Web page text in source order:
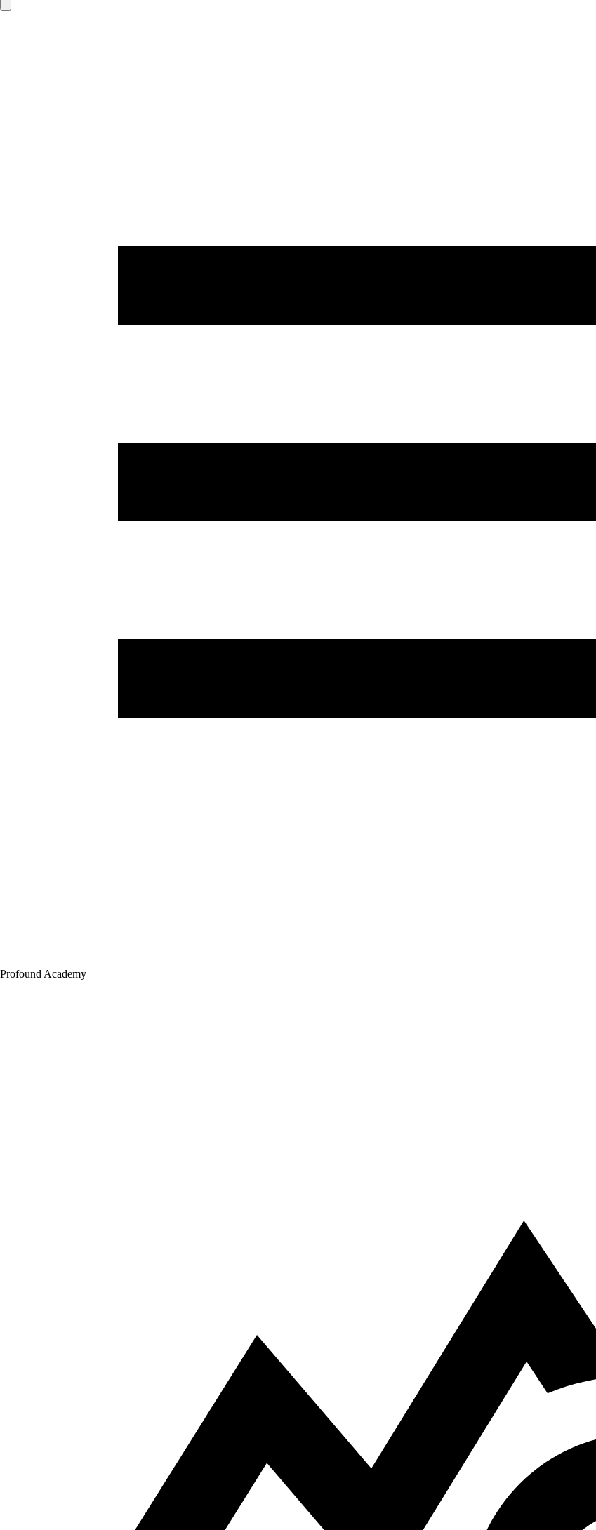
Profound Academy